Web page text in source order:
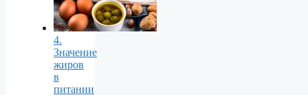
4.
Значение
жиров
в
питании